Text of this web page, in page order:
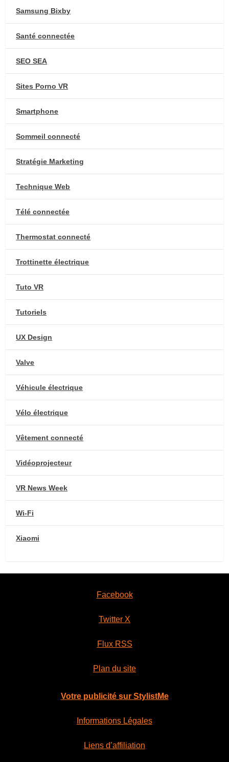
Samsung Bixby
Santé connectée
SEO SEA
Sites Porno VR
Smartphone
Sommeil connecté
Stratégie Marketing
Technique Web
Télé connectée
Thermostat connecté
Trottinette électrique
Tuto VR
Tutoriels
UX Design
Valve
Véhicule électrique
Vélo électrique
Vêtement connecté
Vidéoprojecteur
VR News Week
Wi-Fi
Xiaomi
Facebook
Twitter X
Flux RSS
Plan du site
Votre publicité sur StylistMe
Informations Légales
Liens d’affiliation